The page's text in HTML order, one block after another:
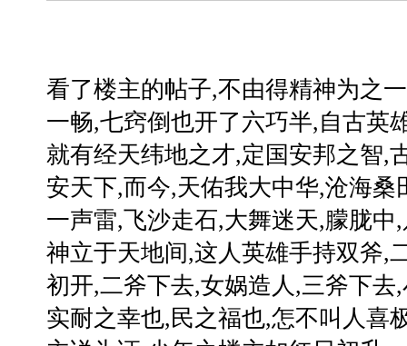
看了楼主的帖子,不由得精神为之
一畅,七窍倒也开了六巧半,自古英
就有经天纬地之才,定国安邦之智,
安天下,而今,天佑我大中华,沧海桑
一声雷,飞沙走石,大舞迷天,朦胧
神立于天地间,这人英雄手持双斧,
初开,二斧下去,女娲造人,三斧下去
实耐之幸也,民之福也,怎不叫人喜